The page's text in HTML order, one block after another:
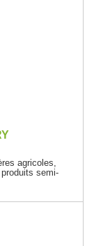
agricoles,
semi-